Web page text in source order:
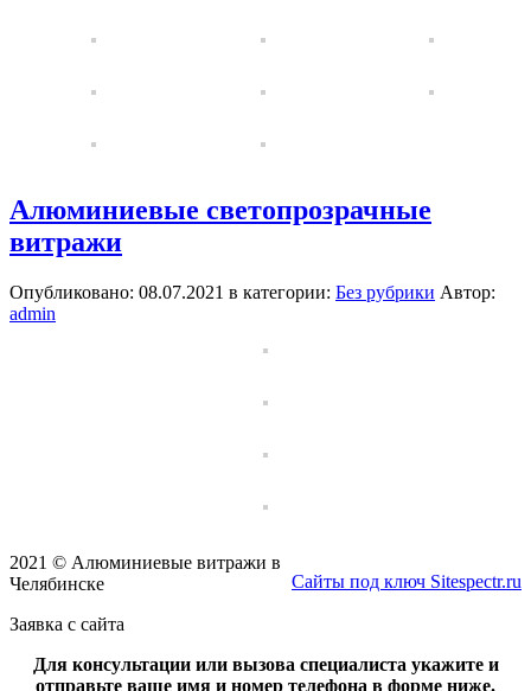
Алюминиевые светопрозрачные
витражи
Опубликовано: 08.07.2021 в категории: Без рубрики Автор:
admin
Сайты под ключ Sitespectr.ru
2021 © Алюминиевые витражи в
Челябинске
Заявка с сайта
Для консультации или вызова специалиста укажите и
отправьте ваше имя и номер телефона в форме ниже.